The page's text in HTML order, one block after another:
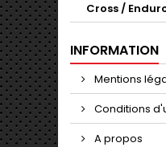
Cross /
INFORMATION
Mentions
Conditions
A propos